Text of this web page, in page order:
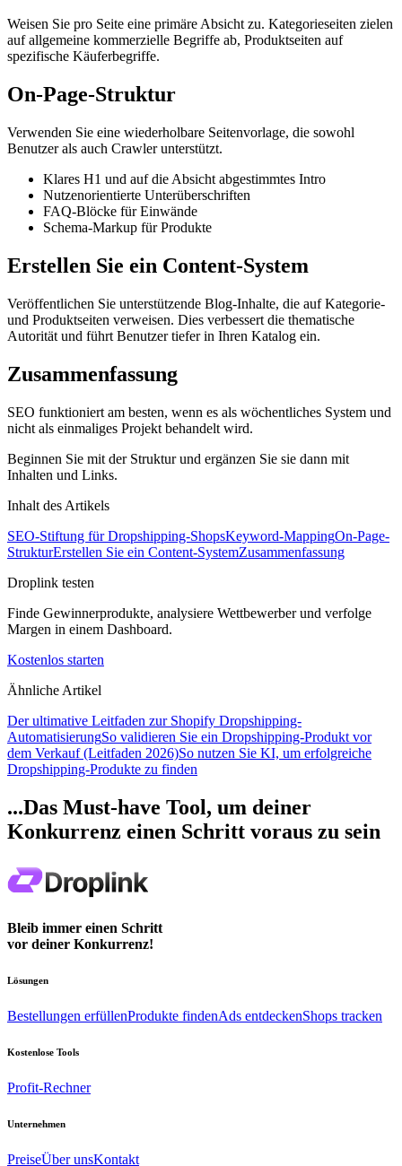
Weisen Sie pro Seite eine primäre Absicht zu. Kategorieseiten zielen
auf allgemeine kommerzielle Begriffe ab, Produktseiten auf
spezifische Käuferbegriffe.
On-Page-Struktur
Verwenden Sie eine wiederholbare Seitenvorlage, die sowohl
Benutzer als auch Crawler unterstützt.
Klares H1 und auf die Absicht abgestimmtes Intro
Nutzenorientierte Unterüberschriften
FAQ-Blöcke für Einwände
Schema-Markup für Produkte
Erstellen Sie ein Content-System
Veröffentlichen Sie unterstützende Blog-Inhalte, die auf Kategorie-
und Produktseiten verweisen. Dies verbessert die thematische
Autorität und führt Benutzer tiefer in Ihren Katalog ein.
Zusammenfassung
SEO funktioniert am besten, wenn es als wöchentliches System und
nicht als einmaliges Projekt behandelt wird.
Beginnen Sie mit der Struktur und ergänzen Sie sie dann mit
Inhalten und Links.
Inhalt des Artikels
SEO-Stiftung für Dropshipping-ShopsKeyword-MappingOn-Page-
StrukturErstellen Sie ein Content-SystemZusammenfassung
Droplink testen
Finde Gewinnerprodukte, analysiere Wettbewerber und verfolge
Margen in einem Dashboard.
Kostenlos starten
Ähnliche Artikel
Der ultimative Leitfaden zur Shopify Dropshipping-
AutomatisierungSo validieren Sie ein Dropshipping-Produkt vor
dem Verkauf (Leitfaden 2026)So nutzen Sie KI, um erfolgreiche
Dropshipping-Produkte zu finden
...Das Must-have Tool, um deiner
Konkurrenz einen Schritt voraus zu sein
Bleib immer einen Schritt
vor deiner Konkurrenz!
Lösungen
Bestellungen erfüllenProdukte findenAds entdeckenShops tracken
Kostenlose Tools
Profit-Rechner
Unternehmen
PreiseÜber unsKontakt